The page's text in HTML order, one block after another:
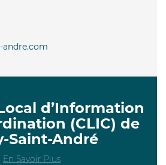
andre.com
d’Information
(CLIC) de
Saint-André
En Savoir Plus